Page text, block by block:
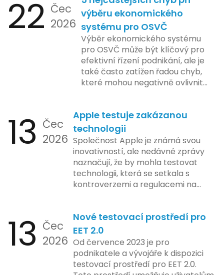
22 Čec
2026
výběru ekonomického
systému pro OSVČ
Výběr ekonomického systému
pro OSVČ může být klíčový pro
efektivní řízení podnikání, ale je
také často zatížen řadou chyb,
které mohou negativně ovlivnit
by se podnikatelé měli vyvarovat.
13 Čec
2026
Apple testuje zakázanou
technologii
Společnost Apple je známá svou
inovativností, ale nedávné zprávy
naznačují, že by mohla testovat
technologii, která se setkala s
kontroverzemi a regulacemi na
implementace funkce, která by
mohla porušovat určité zákonné
limity na ochranu osobních údajů.
Tato technologie se zaměřuje na
pokročilé sledování uživatelských
aktivit, což vyvolalo obavy ohledně
13 Čec
2026
Nové testovací prostředí pro
EET 2.0
Od července 2023 je pro
podnikatele a vývojáře k dispozici
testovací prostředí pro EET 2.0.